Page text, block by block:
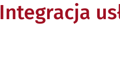
Integracja